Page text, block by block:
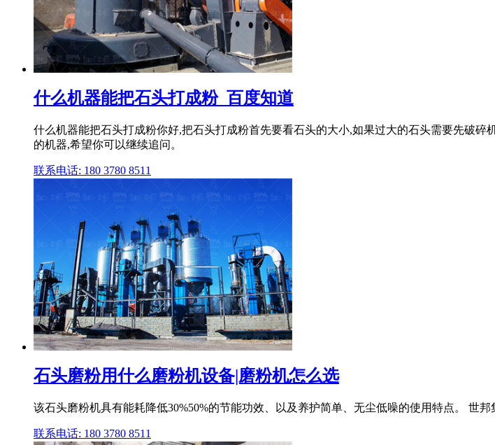
什么机器能把石头打成粉_百度知道
什么机器能把石头打成粉你好,把石头打成粉首先要看石头的大小,如果过大的石头需要先破
的机器,希望你可以继续追问。
联系电话: 180 3780 8511
石头磨粉用什么磨粉机设备|磨粉机怎么选
该石头磨粉机具有能耗降低30%50%的节能功效、以及养护简单、无尘低噪的使用特点。 世
联系电话: 180 3780 8511